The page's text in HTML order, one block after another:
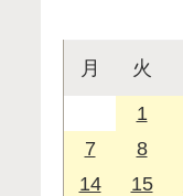
月 火
1
7
8
14
15